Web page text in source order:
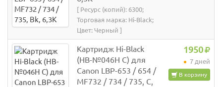
[ Ресурс (копий): 6300;
Торговая марка: Hi-Black;
Цвет: Черный ]
Картридж Hi-Black
(HB-№046H C) для
Canon LBP-653 / 654 /
MF732 / 734 / 735, C,
1950
7 дней
В корзину